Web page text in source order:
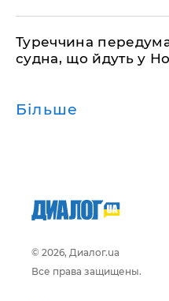
Туреччина
судна, що йдуть у
Більше
© 2026, Диалог.ua
Все права защищены.